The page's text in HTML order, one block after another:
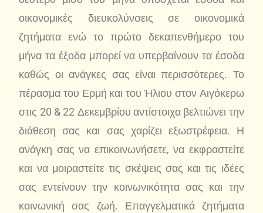
οικονομικές διευκολύνσεις σε οικονομικά
ζητήματα ενώ το πρώτο δεκαπενθήμερο του
μήνα τα έξοδα μπορεί να υπερβαίνουν τα έσοδα
καθώς οι ανάγκες σας είναι περισσότερες. Το
πέρασμα του Ερμή και του Ήλιου στον Αιγόκερω
στις 20 & 22 Δεκεμβρίου αντίστοιχα βελτιώνει την
διάθεση σας και σας χαρίζει εξωστρέφεια. Η
ανάγκη σας να επικοινωνήσετε, να εκφραστείτε
και να μοιραστείτε τις σκέψεις σας και τις ιδέες
σας εντείνουν την κοινωνικότητα σας και την
κοινωνική σας ζωή. Επαγγελματικά ζητήματα